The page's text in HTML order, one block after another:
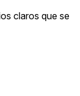
claros que se